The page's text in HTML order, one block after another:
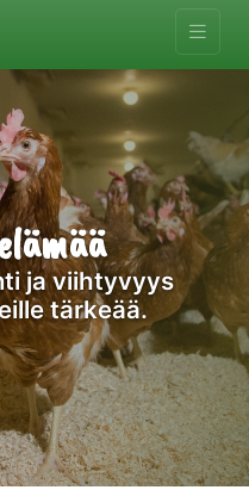
ja viihtyvyys
tärkeää.